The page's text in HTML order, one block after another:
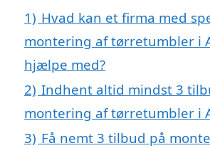
1) Hvad kan et firma med
montering af tørretumbler i
hjælpe med?
2) Indhent altid mindst 3
montering af tørretumbler i
3) Få nemt 3 tilbud på